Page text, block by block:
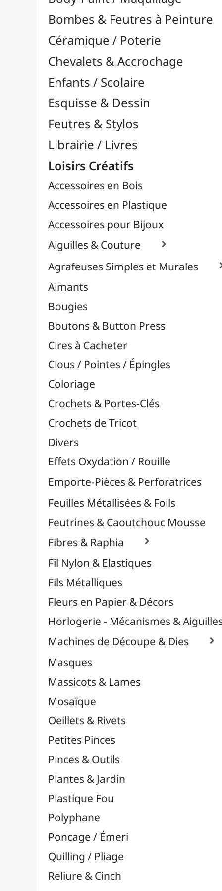
Feutres & Stylos
Librairie / Livres
Loisirs Créatifs
Accessoires en Bois
Accessoires en Plastique
Accessoires pour Bijoux
Aiguilles & Couture

Agrafeuses Simples et Murales 
Aimants
Bougies
Boutons & Button Press
Clous / Pointes / Épingles
Coloriage
Crochets de Tricot
Divers
Effets Oxydation / Rouille
Emporte-Pièces & Perforatrices
Feuilles Métallisées & Foils
Feutrines & Caoutchouc Mousse
Fibres & Raphia
Fil Nylon & Elastiques
Fils Métalliques
Fleurs en Papier & Décors
Horlogerie - Mécanismes & Aiguilles
Masques
Massicots & Lames
Oeillets & Rivets
Petites Pinces
Plantes & Jardin
Plastique Fou
Poncage / Émeri
Quilling / Pliage
Reliure & Cinch
Sable, Strass & Paillettes 
Confettis
Paillettes
Perles
Stickers / Gommettes
Strass / Pierres Décoratives
Serviettes
Sublimation
Supports en Cercles
Tampons et Encreurs 
Washi Tape / Masking Tape
Vinyles & Flex 
Médiums, Vernis & Colles
Modelage / Sculpture
Peintures / Couleurs
Pinceaux & Outils
Résines / Moulage
Supports Dessin & Peinture
Transport / Rangement
Vannerie / Rotin
Papeterie & Bureau